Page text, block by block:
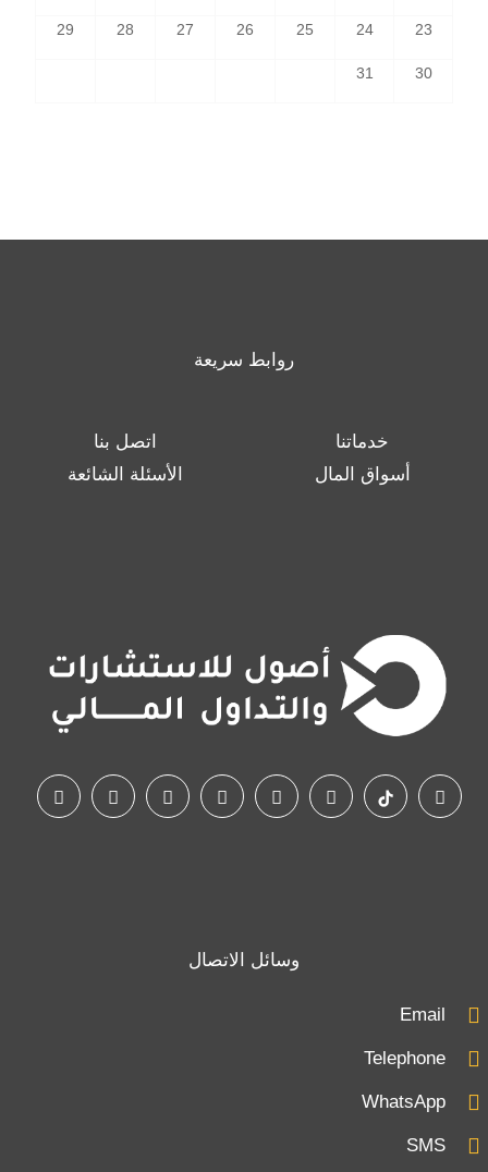
23
24
25
26
27
28
29
30
31
روابط سريعة
خدماتنا
اتصل بنا
أسواق المال
الأسئلة الشائعة
وسائل الاتصال
Email
Telephone
WhatsApp
SMS